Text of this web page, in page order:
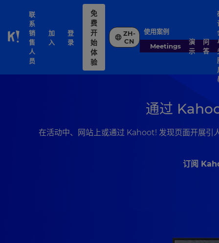
Skip to Page content
联
系
销
售
人
员
加
入
登
录
免
费
开
始
体
验
ZH-
CN
使用案例
Meetings
演
示
问
答
通过
在活动中、网站上或通过 Kahoot! 发现页面开展引
订阅